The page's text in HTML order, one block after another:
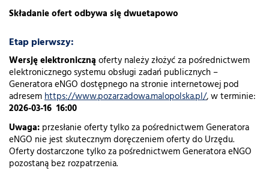
Składanie ofert odbywa się dwuetapowo
Etap pierwszy:
Wersję elektronicznąoferty należy złożyć za pośrednictwem
elektronicznego systemu obsługi zadań publicznych –
Generatora eNGO dostępnego na stronie internetowej pod
adresemhttps://www.pozarzadowa.malopolska.pl/, w terminie:
2026-03-16 16:00
Uwaga: przesłanie oferty tylko za pośrednictwem Generatora
eNGO nie jest skutecznym doręczeniem oferty do Urzędu.
Oferty dostarczone tylko za pośrednictwem Generatora eNGO
pozostaną bez rozpatrzenia.